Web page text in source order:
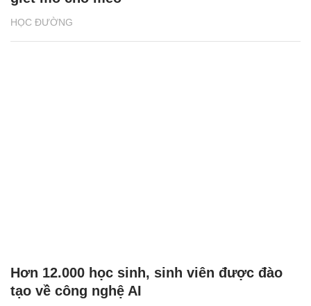
HỌC ĐƯỜNG
Hơn 12.000 học sinh, sinh viên được đào
tạo về công nghệ AI